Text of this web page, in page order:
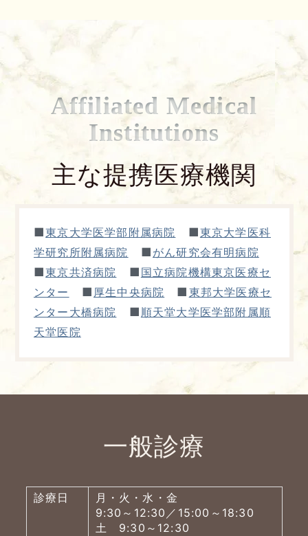
Affiliated Medical
Institutions
主な提携医療機関
■東京大学医学部附属病院 ■東京大学医科
学研究所附属病院
■ がん研究会有明病院
■東京共済病院 ■ 国立病院機構東京医療セ
ンター
■ 厚生中央病院 ■ 東邦大学医療セ
ンター大橋病院
■ 順天堂大学医学部附属順
天堂医院
一般診療
診療日
月・火・水・金
9:30～12:30／15:00～18:30
土 9:30～12:30